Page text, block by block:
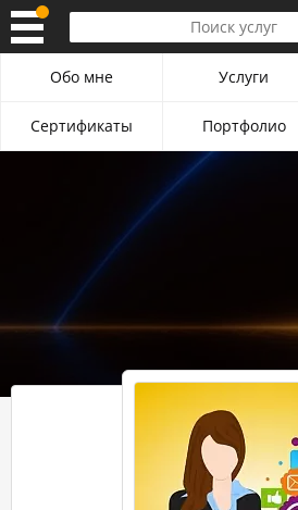
Обо мне Услуги
Сертификаты Портфолио